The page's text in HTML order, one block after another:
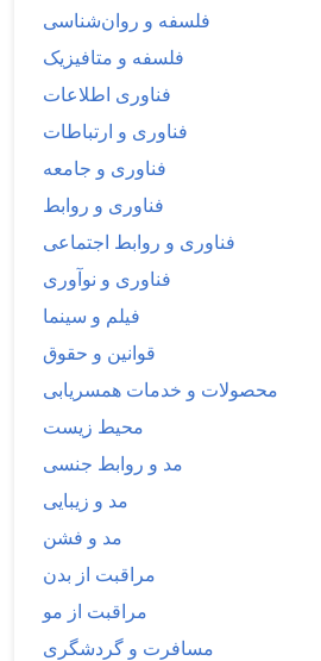
فلسفه و روان‌شناسی
فلسفه و متافیزیک
فناوری اطلاعات
فناوری و ارتباطات
فناوری و جامعه
فناوری و روابط
فناوری و روابط اجتماعی
فناوری و نوآوری
فیلم و سینما
قوانین و حقوق
محصولات و خدمات همسریابی
محیط زیست
مد و روابط جنسی
مد و زیبایی
مد و فشن
مراقبت از بدن
مراقبت از مو
مسافرت و گردشگری